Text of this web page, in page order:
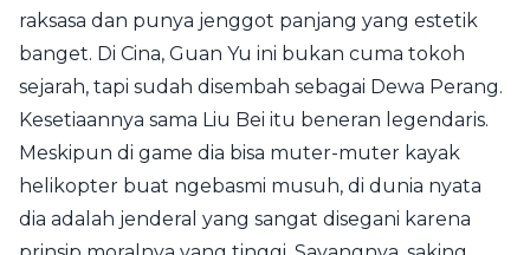
raksasa dan punya jenggot panjang yang estetik
banget. Di Cina, Guan Yu ini bukan cuma tokoh
sejarah, tapi sudah disembah sebagai Dewa Perang.
Kesetiaannya sama Liu Bei itu beneran legendaris.
Meskipun di game dia bisa muter-muter kayak
helikopter buat ngebasmi musuh, di dunia nyata
dia adalah jenderal yang sangat disegani karena